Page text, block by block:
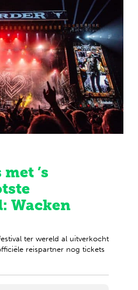
’s
Wacken
ter wereld al uitverkocht
reispartner nog tickets